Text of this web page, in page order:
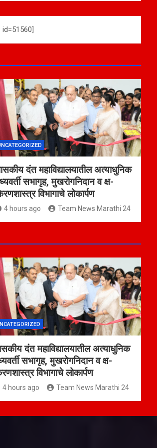
दंत महाविद्यालयातील अत्याधुनिक
सभागृह, मुखरोगनिदान व क्ष-
विभागाचे लोकार्पण
4 hours ago Team News Marathi 24
दंत महाविद्यालयातील अत्याधुनिक
सभागृह, मुखरोगनिदान व क्ष-
विभागाचे लोकार्पण
4 hours ago Team News Marathi 24